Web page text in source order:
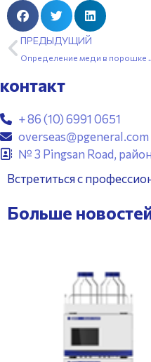
ПРЕДЫДУЩИЙ
Определение меди в
контакт
+ 86 (10) 6991 0651
overseas@pgeneral.com
№ 3 Pingsan Road,
Встретиться с
Больше